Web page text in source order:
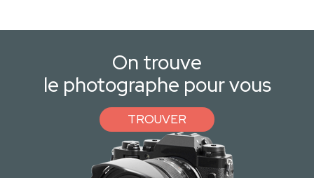
On trouve
le photographe pour vous
TROUVER